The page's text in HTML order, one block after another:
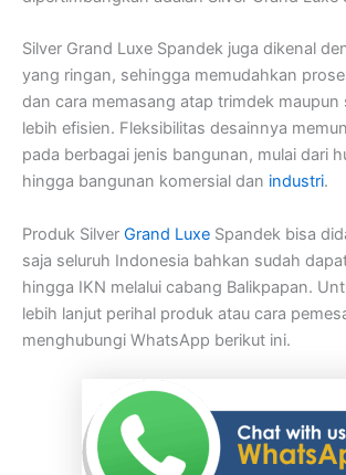
Silver Grand Luxe Spandek juga dikenal
yang ringan, sehingga memudahkan
dan cara memasang atap trimdek maupun
lebih efisien. Fleksibilitas desainnya
pada berbagai jenis bangunan, mulai dari
hingga bangunan komersial dan industri.
Produk Silver Grand Luxe Spandek bisa
saja seluruh Indonesia bahkan sudah
hingga IKN melalui cabang Balikpapan.
lebih lanjut perihal produk atau cara
menghubungi WhatsApp berikut ini.